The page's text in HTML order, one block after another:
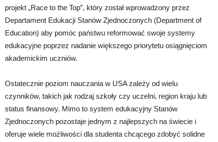
projekt „Race to the Top”, który został wprowadzony przez
Departament Edukacji Stanów Zjednoczonych (Department of
Education) aby pomóc państwu reformować swoje systemy
edukacyjne poprzez nadanie większego priorytetu osiągnięciom
akademickim uczniów.
Ostatecznie poziom nauczania w USA zależy od wielu
czynników, takich jak rodzaj szkoły czy uczelni, region kraju lub
status finansowy. Mimo to system edukacyjny Stanów
Zjednoczonych pozostaje jednym z najlepszych na świecie i
oferuje wiele możliwości dla studenta chcącego zdobyć solidne